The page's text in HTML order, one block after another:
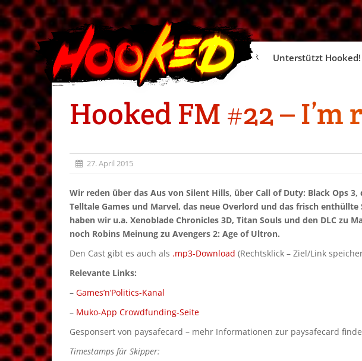
Skip
Unterstützt Hooked!
Hooked FM #22 –
27. April 2015
Wir reden über das Aus von Silent Hills, über Call of Duty: Black Ops
Telltale Games und Marvel, das neue Overlord und das frisch enthüllte
haben wir u.a. Xenoblade Chronicles 3D, Titan Souls und den DLC zu
noch Robins Meinung zu Avengers 2: Age of Ultron.
Den Cast gibt es auch als .mp3-Download (Rechtsklick – Ziel/Link
Relevante Links:
– Games’n’Politics-Kanal
– Muko-App Crowdfunding-Seite
Gesponsert von paysafecard – mehr Informationen zur paysafecard
Timestamps für Skipper: